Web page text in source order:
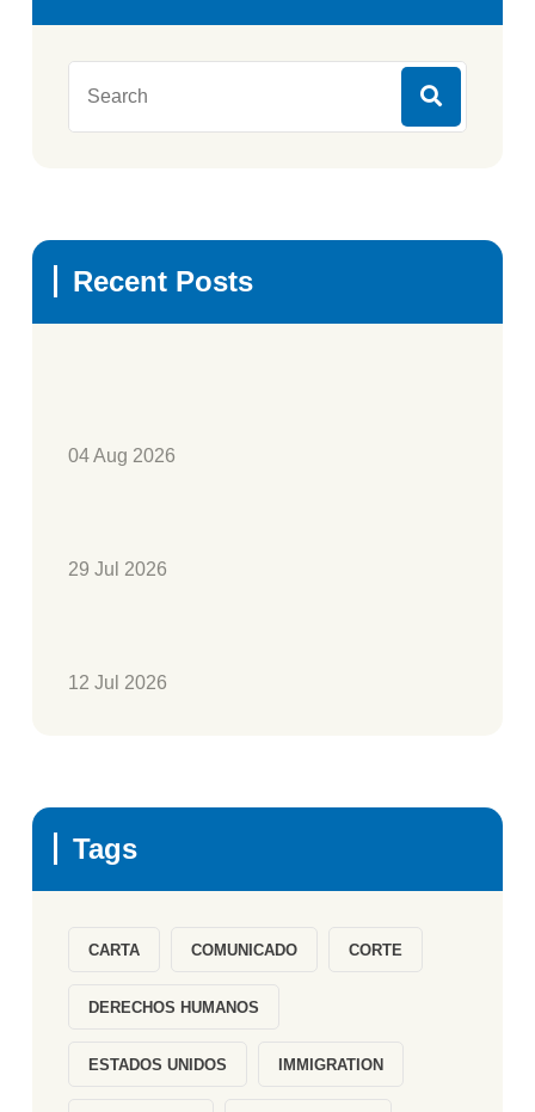
Recent Posts
04 Aug 2026
29 Jul 2026
12 Jul 2026
Tags
CARTA COMUNICADO CORTE
DERECHOS HUMANOS
ESTADOS UNIDOS IMMIGRATION